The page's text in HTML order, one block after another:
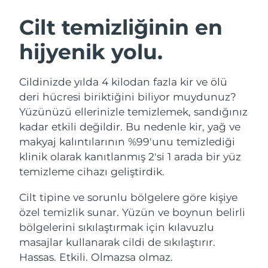
Cilt temizliğinin en
hijyenik yolu.
Cildinizde yılda 4 kilodan fazla kir ve ölü
deri hücresi biriktiğini biliyor muydunuz?
Yüzünüzü ellerinizle temizlemek, sandığınız
kadar etkili değildir. Bu nedenle kir, yağ ve
makyaj kalıntılarının %99'unu temizlediği
klinik olarak kanıtlanmış 2'si 1 arada bir yüz
temizleme cihazı geliştirdik.
Cilt tipine ve sorunlu bölgelere göre kişiye
özel temizlik sunar. Yüzün ve boynun belirli
bölgelerini sıkılaştırmak için kılavuzlu
masajlar kullanarak cildi de sıkılaştırır.
Hassas. Etkili. Olmazsa olmaz.
LUNA™ 4 seti
Anti-aging massage
LUNA™ 4 Plus
Massage, LED heating
LUNA™ 4 Men
For men, anti-aging massage
BEAR™ 2 seti
Microcurrent toning
BEAR™ 2 go
Microcurrent toning on-the-go
BEAR™ 2 eyes & lips
Microcurrent line smoothing device
Nemlendirme
UFO™ 3 seti
Deep facial hydration
UFO™ 3 LED
Near-infrared and red light therapy
device
Ağız bakımı
issa™ 4
Hybrid silicone sonic toothbrush
issa™ 4 plus
Smart hybrid silicone sonic toothbrush
FAQ™ YAŞLANMA KARŞITI BAKIM
Yaşlanma karşıtı LED bakım
NEW
Avusturya Tahmini teslim tarihi
Bahreyn Tahmini teslim tarihi
Belçika Tahmini teslim tarihi8/10/26
Bermuda Tahmini teslim tarihi8/16/26
Bosna-Hersek Tahmini teslim tarihi8/13/26
Brunei Tahmini teslim tarihi
Bulgaristan Tahmini teslim tarihi8/10/26
Kanada Tahmini teslim tarihi
Şili Tahmini teslim tarihi